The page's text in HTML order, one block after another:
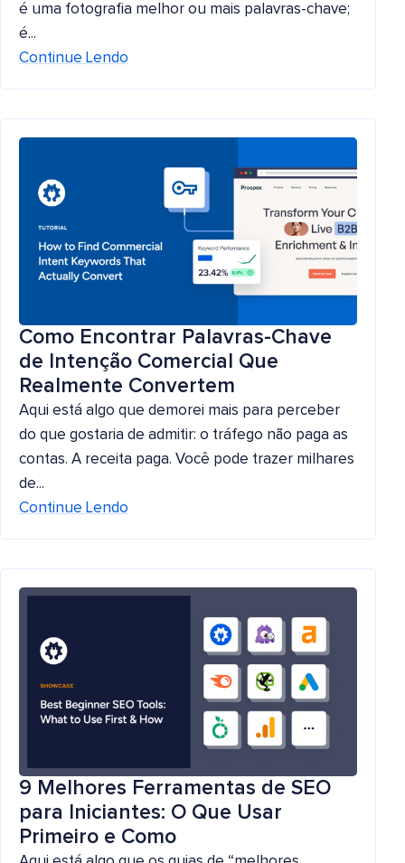
é uma fotografia melhor ou mais palavras-chave;
é...
Continue Lendo
Como Encontrar Palavras-Chave
de Intenção Comercial Que
Realmente Convertem
Aqui está algo que demorei mais para perceber
do que gostaria de admitir: o tráfego não paga as
contas. A receita paga. Você pode trazer milhares
de...
Continue Lendo
9 Melhores Ferramentas de SEO
para Iniciantes: O Que Usar
Primeiro e Como